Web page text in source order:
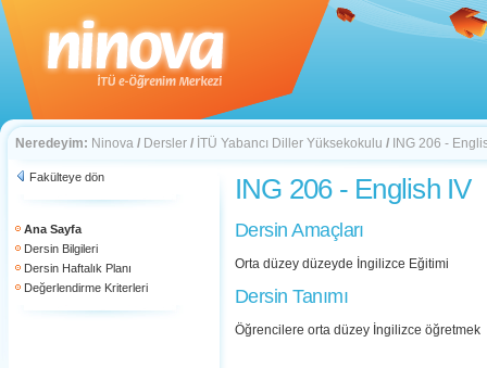
Neredeyim: Ninova / Dersler / İTÜ Yabancı Diller Yüksekokulu / ING 206 -
Fakülteye dön
Ana Sayfa
Dersin Bilgileri
Dersin Haftalık Planı
Değerlendirme Kriterleri
ING 206 - English IV
Dersin Amaçları
Orta düzey düzeyde İngilizce Eğitimi
Dersin Tanımı
Öğrencilere orta düzey İngilizce öğretmek